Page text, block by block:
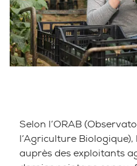
Selon l’ORAB
l’Agriculture
auprès des exploitants